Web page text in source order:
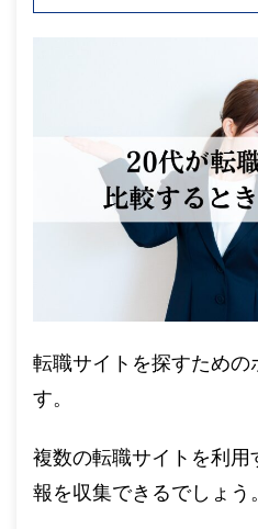
転職サイトを探すための
す。
複数の転職サイトを利
報を収集できるでしょう。